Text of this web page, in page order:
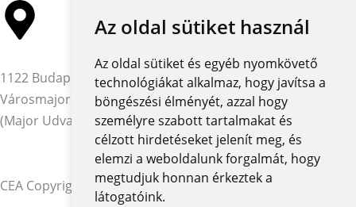
Az oldal sütiket használ
Az oldal sütiket és egyéb nyomkövető
technológiákat alkalmaz, hogy javítsa a
böngészési élményét, azzal hogy
személyre szabott tartalmakat és
célzott hirdetéseket jelenít meg, és
elemzi a weboldalunk forgalmát, hogy
megtudjuk honnan érkeztek a
látogatóink.
1122 Budapest,
Városmajor utca 12-14.
(Major Udvar Irodaház)
CEA Copyright © 2026 | Minden jog fenntartva